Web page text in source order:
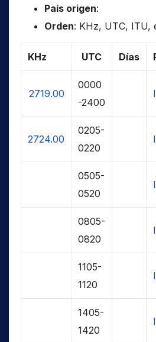
País origen:
Orden: KHz, UTC, ITU,
KHz UTC Días
2719.00
0000
-2400
I
2724.00
0205-
0220
0505-
0520
0805-
0820
1105-
1120
1405-
1420